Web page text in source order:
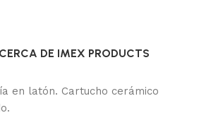
DE IMEX PRODUCTS
en latón. Cartucho cerámico